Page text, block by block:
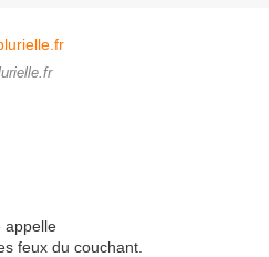
appelle
feux du couchant.